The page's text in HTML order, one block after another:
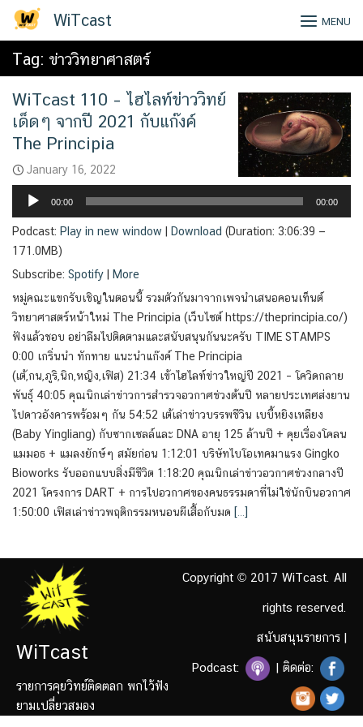
Skip
WiTcast MENU
Tag: ข่าววิทยาศาสตร์
WiTcast 110 – ไฮไลท์ข่าววิทย์
เด็ดๆ จากปี 2021 กับแก๊งค์
The Principia
January 16, 2022
Audio
Player
00:00 00:00
Podcast: Play in new window Download (Duration: 3:06:39 —
171.0MB)
Subscribe: Spotify
More
หมู่คณะแขกรับเชิญในตอนนี้ รวมตัวกันมาจากเพจนำเสนอคอนเท็นต์
วิทยาศาสตร์หน้าใหม่ The Principia (เว็บไซต์ https://theprincipia.co/)
ฟังแล้วชอบ อย่าลืมไปติดตามและสนับสนุนกันนะครับ TIME STAMPS
0:00 เกริ่นนำ ทักทาย แนะนำแก๊งค์ The Principia
(เต้,กน,ภูริ,นิก,หญิง,เฟิส) 21:34 เข้าไฮไลท์ข่าวใหญ่ปี 2021 – โควิดกลาย
พันธุ์ 40:05 คุณนิกเล่าข่าวการสำรวจอวกาศช่วงต้นปี หลายประเทศส่งยาน
ไปดาวอังคารพร้อมๆ กัน 54:52 เต้เล่าข่าวบรรพชีวิน เบบี้หยิงเหลียง
(Baby Yingliang) กับซากเซลล์และ DNA อายุ 125 ล้านปี + คุยเรื่องโคลน
แมมอธ + แมลงยักษ์ๆ สมัยก่อน 1:12:01 บริษัทไบโอเทคมาแรง Gingko
Bioworks รับออกแบบสิ่งมีชีวิต 1:18:20 คุณนิกเล่าข่าวอวกาศช่วงกลางปี
2021 โครงการ DART + การไปอวกาศของคนธรรมดาที่ไม่ใช่นักบินอวกาศ
1:50:00 เฟิสเล่าข่าวพฤติกรรมหนอนผีเสื้อกับมด […]
WiTcast
รายการคุยวิทย์ติดตลก พกไว้ฟัง
ยามเปลี่ยวสมอง
Copyright © 2017 WiTcast. All
rights reserved.
สนับสนุนรายการ |
Podcast: | ติดต่อ: